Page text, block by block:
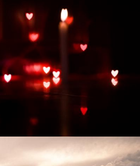
магазина "Всё для
проект